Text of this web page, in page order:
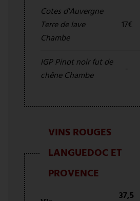
Cotes d'Auvergne
Terre de lave
Chambe
17€
IGP Pinot noir fut de
chêne Chambe
-
VINS ROUGES
LANGUEDOC ET
PROVENCE
37,5